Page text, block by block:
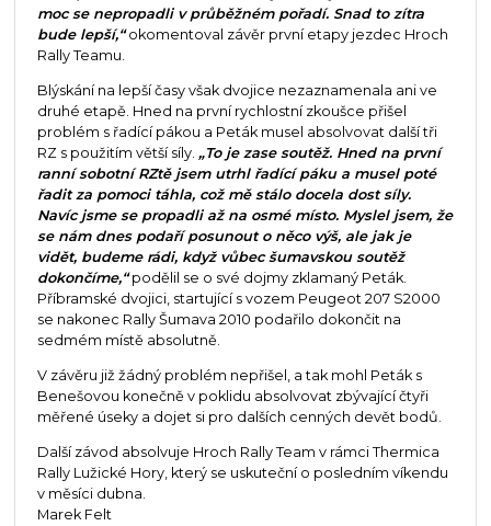
moc se nepropadli v průběžném pořadí. Snad to zítra
bude lepší,“okomentoval závěr první etapy jezdec Hroch
Rally Teamu.
Blýskání na lepší časy však dvojice nezaznamenala ani ve
druhé etapě. Hned na první rychlostní zkoušce přišel
problém s řadící pákou a Peták musel absolvovat další tři
RZ s použitím větší síly. „To je zase soutěž. Hned na první
ranní sobotní RZtě jsem utrhl řadící páku a musel poté
řadit za pomoci táhla, což mě stálo docela dost síly.
Navíc jsme se propadli až na osmé místo. Myslel jsem, že
se nám dnes podaří posunout o něco výš, ale jak je
vidět, budeme rádi, když vůbec šumavskou soutěž
dokončíme,“podělil se o své dojmy zklamaný Peták.
Příbramské dvojici, startující s vozem Peugeot 207 S2000
se nakonec Rally Šumava 2010 podařilo dokončit na
sedmém místě absolutně.
V závěru již žádný problém nepřišel, a tak mohl Peták s
Benešovou konečně v poklidu absolvovat zbývající čtyři
měřené úseky a dojet si pro dalších cenných devět bodů.
Další závod absolvuje Hroch Rally Team v rámci Thermica
Rally Lužické Hory, který se uskuteční o posledním víkendu
v měsíci dubna.
Marek Felt